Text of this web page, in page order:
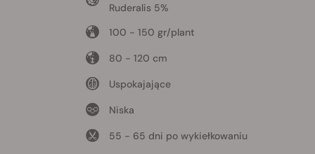
Ruderalis 5%
100 - 150 gr/plant
80 - 120 cm
Uspokajające
Niska
55 - 65 dni po wykiełkowaniu